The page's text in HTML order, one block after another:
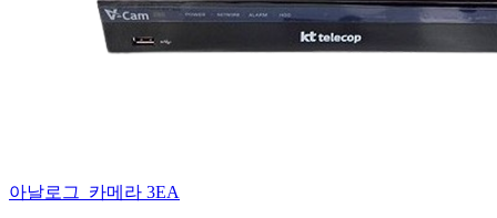
아날로그_카메라 3EA